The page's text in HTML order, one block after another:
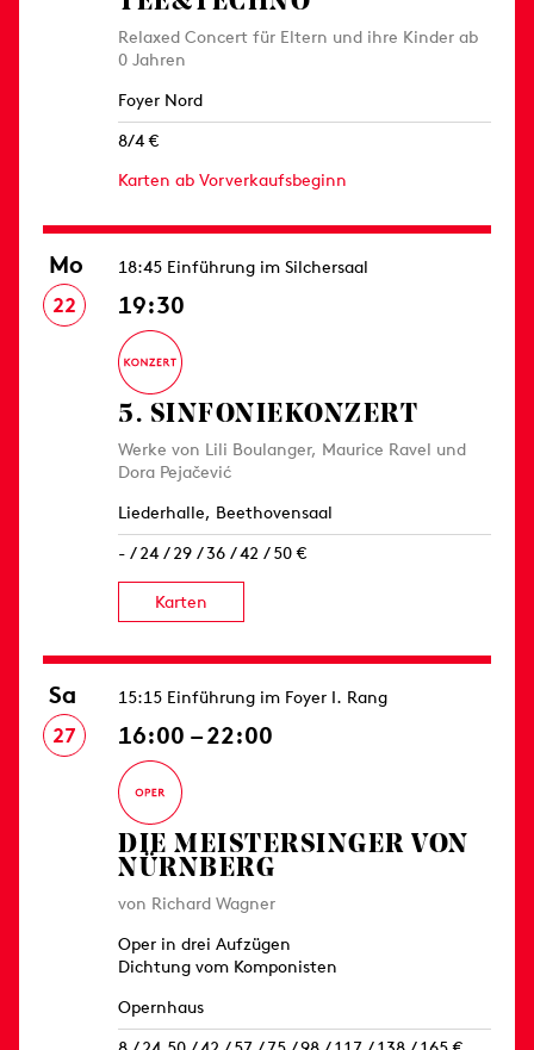
Relaxed Concert für Eltern und ihre Kinder ab
0 Jahren
Foyer Nord
8/4 €
Karten ab Vorverkaufsbeginn
Mo
22
18:45 Einführung im Silchersaal
19:30
5. SINFONIE­KONZERT
Werke von Lili Boulanger, Maurice Ravel und
Dora Pejačević
Liederhalle, Beethovensaal
- / 24 / 29 / 36 / 42 / 50 €
Karten
Sa
27
15:15 Einführung im Foyer I. Rang
16:00 – 22:00
DIE MEISTERSINGER VON
NÜRNBERG
von Richard Wagner
Oper in drei Aufzügen
Dichtung vom Komponisten
Opernhaus